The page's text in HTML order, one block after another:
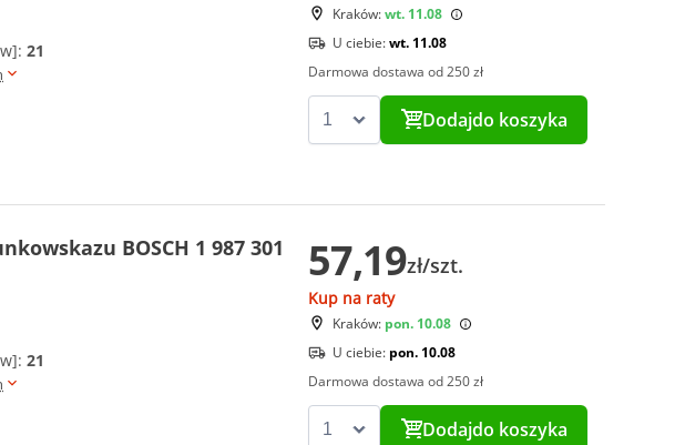
21
Kraków:wt. 11.08
U ciebie:wt. 11.08
Darmowa dostawa od 250 zł
Dodajdo koszyka
BOSCH 1 987 301
21
57,19zł/szt.
Kup na raty
Kraków: pon. 10.08
U ciebie: pon. 10.08
Darmowa dostawa od 250 zł
Dodajdo koszyka